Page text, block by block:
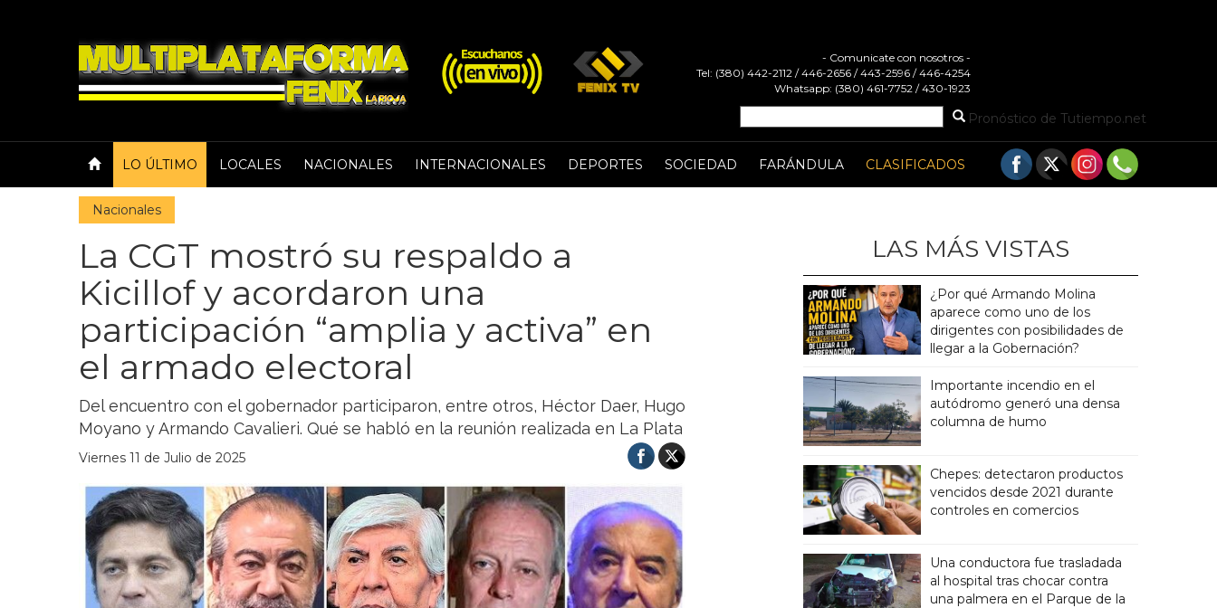
- Comunicate con nosotros -
Tel: (380) 442-2112 / 446-2656 / 443-2596 / 446-4254
Whatsapp: (380) 461-7752 / 430-1923
Pronóstico de Tutiempo.net
LO ÚLTIMO LOCALES NACIONALES INTERNACIONALES DEPORTES SOCIEDAD FARÁNDULA CLASIFICADOS
Nacionales
La CGT mostró su respaldo a
Kicillof y acordaron una
participación “amplia y activa” en
el armado electoral
Del encuentro con el gobernador participaron, entre otros, Héctor Daer, Hugo
Moyano y Armando Cavalieri. Qué se habló en la reunión realizada en La Plata
Viernes 11 de Julio de 2025
LAS MÁS VISTAS
¿Por qué Armando Molina
aparece como uno de los
dirigentes con posibilidades de
llegar a la Gobernación?
Importante incendio en el
autódromo generó una densa
columna de humo
Chepes: detectaron productos
vencidos desde 2021 durante
controles en comercios
Una conductora fue trasladada
al hospital tras chocar contra
una palmera en el Parque de la